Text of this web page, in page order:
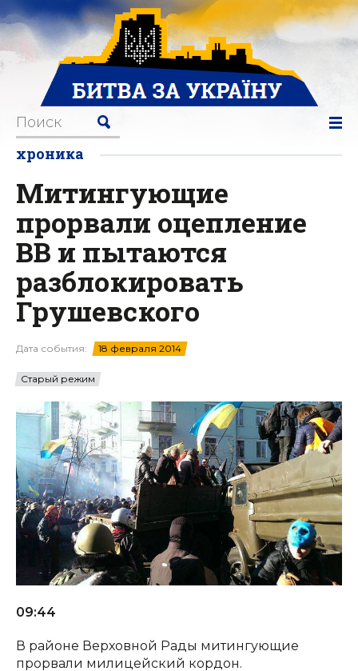
хроника
Митингующие
прорвали оцепление
ВВ и пытаются
разблокировать
Грушевского
Дата события: 18 февраля 2014
Старый режим
09:44
В районе Верховной Рады митингующие
прорвали милицейский кордон.